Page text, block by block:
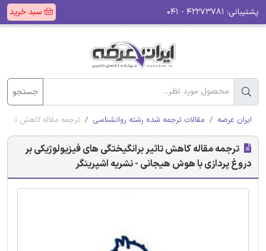
پشتیبانی: سبد خرید
جستجو
ایران عرضه مقالات ترجمه شده رشته روانشناسی ترجمه مقاله کاهش
ترجمه مقاله کاهش تاثیر برانگیختگی های فیزیولوژیکی بر
دروغ پردازی با هوش هیجانی - نشریه اشپرینگر